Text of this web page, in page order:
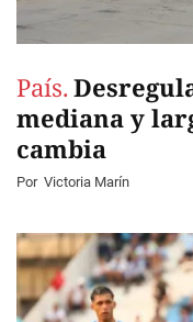
País.
mediana y
cambia
Por Victoria Marín